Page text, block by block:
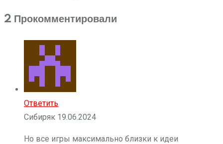
2 Прокомментировали
Ответить
Сибиряк 19.06.2024
Но все игры максимально близки к идеи